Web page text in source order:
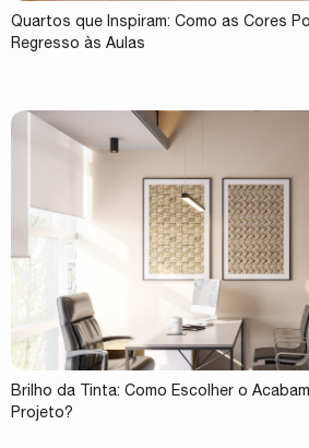
Quartos que Inspiram: Como as Cores
Regresso às Aulas
Brilho da Tinta: Como Escolher o
Projeto?